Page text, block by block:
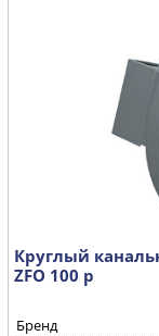
Круглый
ZFO 100 р
Бренд